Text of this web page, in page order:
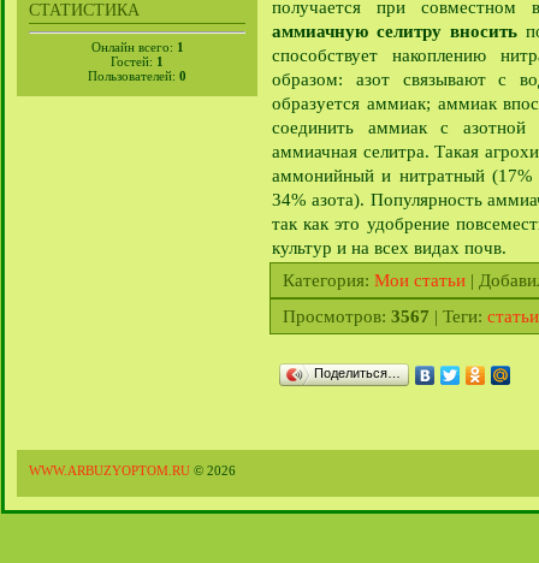
СТАТИСТИКА
Онлайн всего: 1
Гостей: 1
Пользователей: 0
получается при
аммиачную селитру вносить
способствует накоплению
образом: азот связывают с
образуется аммиак; аммиак
соединить аммиак с
аммиачная селитра. Такая
аммонийный и нитратный (17%
34% азота). Популярность
так как это удобрение
культур и на всех видах почв.
Категория: Мои статьи |
Просмотров: 3567 | Теги: статьи
Поделиться…
WWW.ARBUZYOPTOM.RU © 2026